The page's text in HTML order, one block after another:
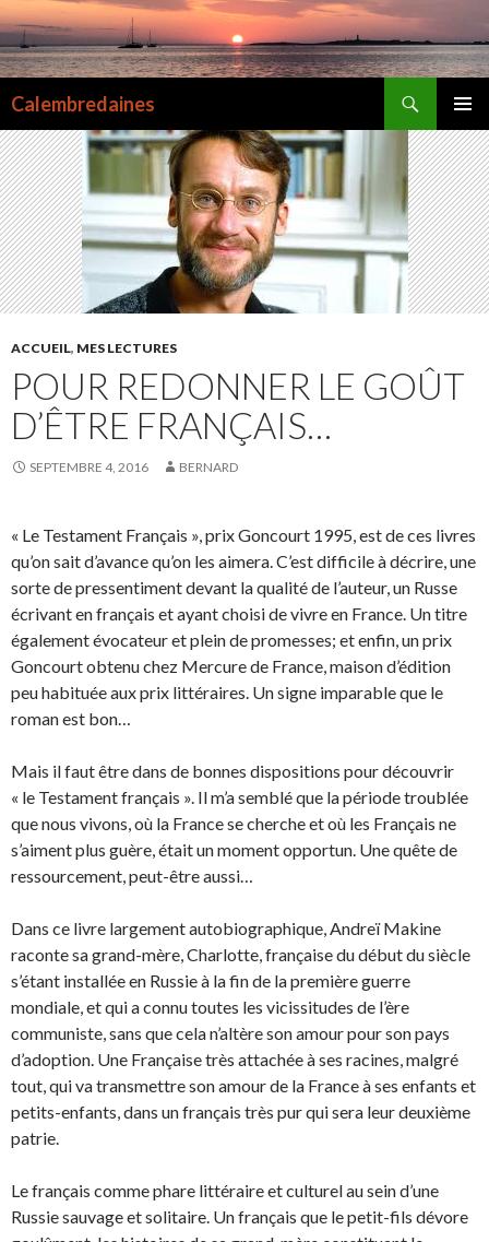
Calembredaines
MENU
AU
CONTENU
ACCUEIL, MES LECTURES
POUR REDONNER LE GOÛT
D’ÊTRE FRANÇAIS…
SEPTEMBRE 4, 2016 BERNARD
« Le Testament Français », prix Goncourt 1995, est de ces livres
qu’on sait d’avance qu’on les aimera. C’est difficile à décrire, une
sorte de pressentiment devant la qualité de l’auteur, un Russe
écrivant en français et ayant choisi de vivre en France. Un titre
également évocateur et plein de promesses; et enfin, un prix
Goncourt obtenu chez Mercure de France, maison d’édition
peu habituée aux prix littéraires. Un signe imparable que le
roman est bon…
Mais il faut être dans de bonnes dispositions pour découvrir
« le Testament français ». Il m’a semblé que la période troublée
que nous vivons, où la France se cherche et où les Français ne
s’aiment plus guère, était un moment opportun. Une quête de
ressourcement, peut-être aussi…
Dans ce livre largement autobiographique, Andreï Makine
raconte sa grand-mère, Charlotte, française du début du siècle
s’étant installée en Russie à la fin de la première guerre
mondiale, et qui a connu toutes les vicissitudes de l’ère
communiste, sans que cela n’altère son amour pour son pays
d’adoption. Une Française très attachée à ses racines, malgré
tout, qui va transmettre son amour de la France à ses enfants et
petits-enfants, dans un français très pur qui sera leur deuxième
patrie.
Le français comme phare littéraire et culturel au sein d’une
Russie sauvage et solitaire. Un français que le petit-fils dévore